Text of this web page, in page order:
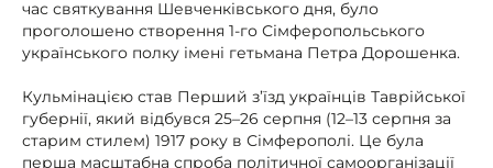
час святкування Шевченківського дня, було
проголошено створення 1-го Сімферопольського
українського полку імені гетьмана Петра Дорошенка.
Кульмінацією став Перший з’їзд українців Таврійської
губернії, який відбувся 25–26 серпня (12–13 серпня за
старим стилем) 1917 року в Сімферополі. Це була
перша масштабна спроба політичної самоорганізації